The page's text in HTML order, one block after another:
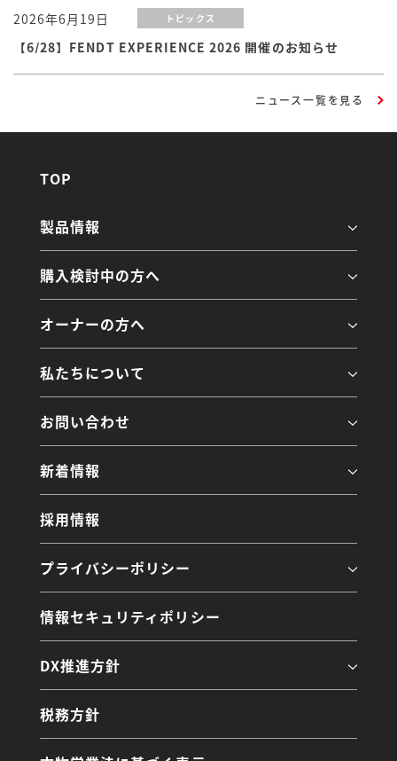
2026年6月19日 トピックス
【6/28】FENDT EXPERIENCE 2026 開催のお知らせ
ニュース一覧を見る
TOP
製品情報
購入検討中の方へ
オーナーの方へ
私たちについて
お問い合わせ
新着情報
採用情報
プライバシーポリシー
情報セキュリティポリシー
DX推進方針
税務方針